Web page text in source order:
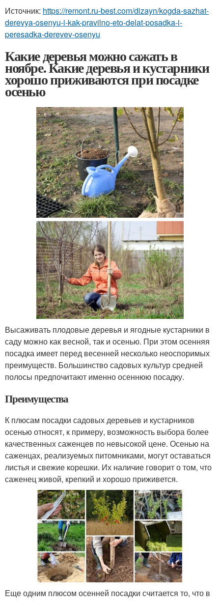
Источник: https://remont.ru-best.com/dizayn/kogda-sazhat-
derevya-osenyu-i-kak-pravilno-eto-delat-posadka-i-
peresadka-derevev-osenyu
Какие деревья можно сажать в
ноябре. Какие деревья и кустарники
хорошо приживаются при посадке
осенью
Высаживать плодовые деревья и ягодные кустарники в
саду можно как весной, так и осенью. При этом осенняя
посадка имеет перед весенней несколько неоспоримых
преимуществ. Большинство садовых культур средней
полосы предпочитают именно осеннюю посадку.
Преимущества
К плюсам посадки садовых деревьев и кустарников
осенью относят, к примеру, возможность выбора более
качественных саженцев по невысокой цене. Осенью на
саженцах, реализуемых питомниками, могут оставаться
листья и свежие корешки. Их наличие говорит о том, что
саженец живой, крепкий и хорошо приживется.
Еще одним плюсом осенней посадки считается то, что в